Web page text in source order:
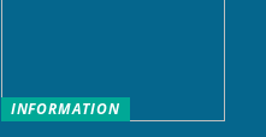
INFORMATION